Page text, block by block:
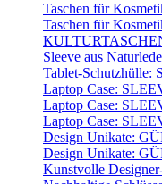
Taschen für
Taschen für
Sleeve aus
Tablet-Schutzhülle:
Laptop Case:
Laptop Case:
Laptop Case:
Design Unikate:
Design Unikate:
Kunstvolle